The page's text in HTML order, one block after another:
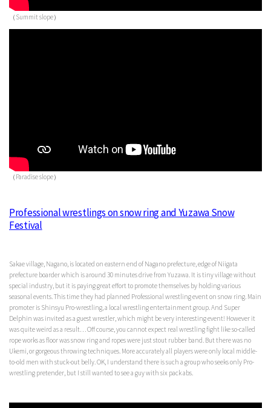
（Summit slope）
（Paradise slope）
Professional wrestlings on snow ring and Yuzawa Snow
Festival
Sakae village, Nagano, is located on eastern end of Nagano prefecture, edge of Niigata
prefecture boarder which is around 30 minutes drive from Yuzawa. It is tiny village without
special industry, but it is paying great effort to promote themselves by holding various
seasonal events. This time they had planned Professional wrestling event on snow ring. Main
promoter is Shinsyu Pro-wrestling, a local wrestling entertainment group. And Super
Delphin was invited as a guest wrestler, which might be very interesting event! However it
was quite weird as a result… Off course, you cannot expect real wrestling fight like so-called
rope works as floor was snow ring and ropes were just stout rubber band. But there was no
Ukemi, or gorgeous throwing techniques. More accurately all players were only local middle-
to-old men with stuck-out belly. OK, I understand there is such a group who seeks only Pro-
wrestling pretender, but I still wanted to see a guy with six pack abs.